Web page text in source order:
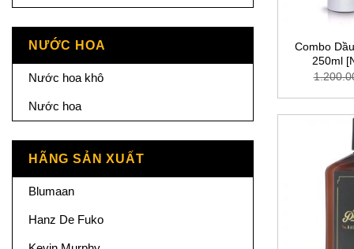
NƯỚC HOA
Nước hoa khô
Nước hoa
HÃNG SẢN XUẤT
Blumaan
Hanz De Fuko
Combo
250ml